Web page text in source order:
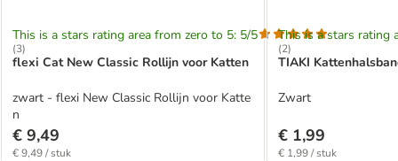
This is a stars rating area from zero to 5: 5/5
(3)
flexi Cat New Classic Rollijn voor Katten
zwart - flexi New Classic Rollijn voor Katte
n
€ 9,49
€ 9,49 / stuk
This is a stars rating
(2)
TIAKI
Zwart
€ 1,99
€ 1,99 / stuk